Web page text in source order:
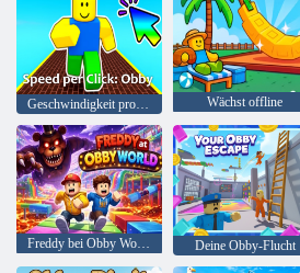
Geschwindigkeit pro Klick: Obby Wächst offline
Freddy bei Obby World Deine Obby-Flucht